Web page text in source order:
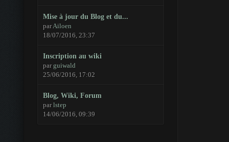
Mise à jour du Blog et du...
parAiloen
18/07/2016, 23:37
Inscription au wiki
par guiwald
25/06/2016, 17:02
Blog, Wiki, Forum
parlstep
14/06/2016, 09:39